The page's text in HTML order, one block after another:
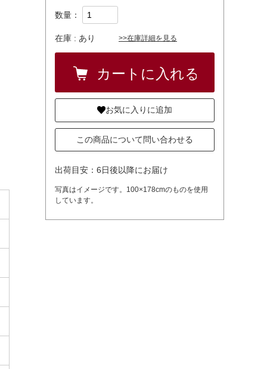
数量：
在庫 : あり >>在庫詳細を見る
お気に入りに追加
この商品について問い合わせる
出荷目安：6日後以降にお届け
写真はイメージです。100×178cmのものを使用
しています。